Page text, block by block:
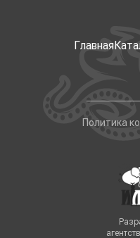
Главная
Политика